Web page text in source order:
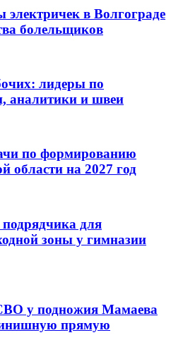
электричек в Волгограде
болельщиков
лидеры по
аналитики и швеи
по формированию
области на 2027 год
для
зоны у гимназии
у подножия Мамаева
прямую